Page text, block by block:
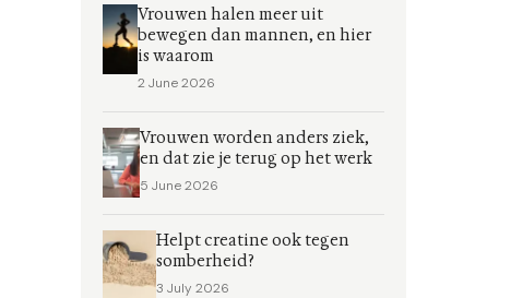
Vrouwen halen meer uit
bewegen dan mannen, en hier
is waarom
2 June 2026
Vrouwen worden anders ziek,
en dat zie je terug op het werk
5 June 2026
Helpt creatine ook tegen
somberheid?
3 July 2026